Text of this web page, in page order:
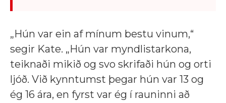
„Hún var ein af mínum bestu vinum,“
segir Kate. „Hún var myndlistarkona,
teiknaði mikið og svo skrifaði hún og orti
ljóð. Við kynntumst þegar hún var 13 og
ég 16 ára, en fyrst var ég í rauninni að